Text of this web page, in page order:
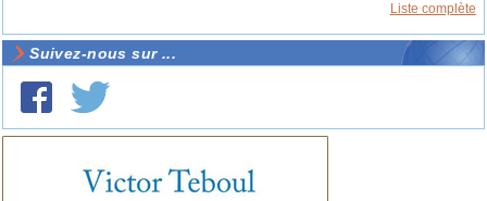
Liste complète
Suivez-nous sur ...